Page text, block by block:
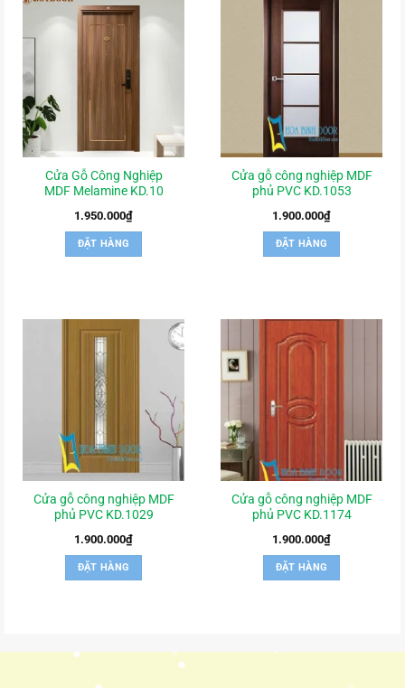
Cửa Gỗ Công Nghiệp
MDF Melamine KD.10
1.950.000₫
ĐẶT HÀNG
Cửa gỗ công nghiệp MDF
phủ PVC KD.1053
1.900.000₫
ĐẶT HÀNG
Cửa gỗ công nghiệp MDF
phủ PVC KD.1029
1.900.000₫
ĐẶT HÀNG
Cửa gỗ công nghiệp MDF
phủ PVC KD.1174
1.900.000₫
ĐẶT HÀNG